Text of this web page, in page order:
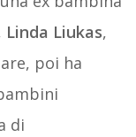
Linda Liukas,
poi ha
di